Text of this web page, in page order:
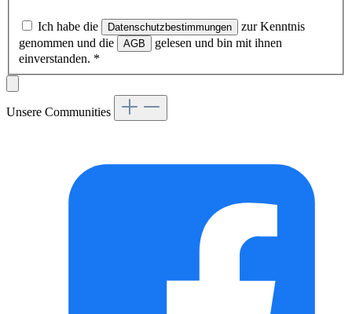
Ich habe die Datenschutzbestimmungen
zur Kenntnis
genommen und die
AGB
gelesen und bin mit ihnen
einverstanden. *
Unsere Communities